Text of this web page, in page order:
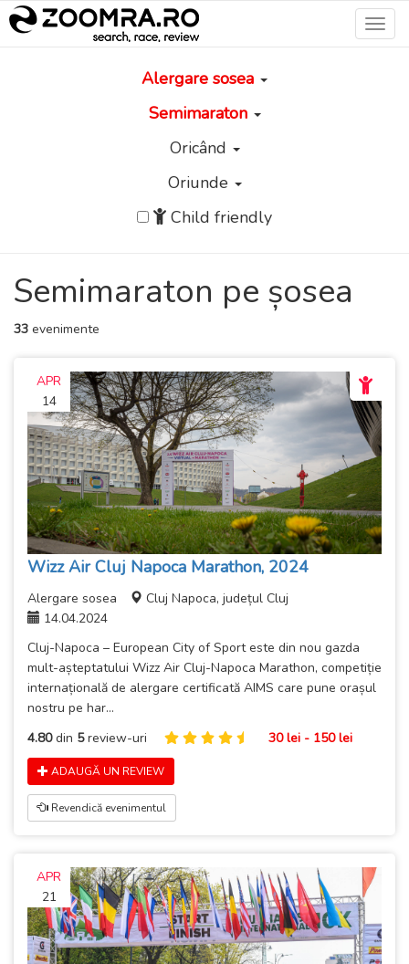
Alergare sosea
Semimaraton
Oricând
Oriunde
Child friendly
Semimaraton pe șosea
33 evenimente
APR
14
Wizz Air Cluj Napoca Marathon, 2024
Alergare sosea
Cluj Napoca, județul Cluj
14.04.2024
Cluj-Napoca – European City of Sport este din nou gazda
mult-așteptatului Wizz Air Cluj-Napoca Marathon, competiție
internațională de alergare certificată AIMS care pune orașul
nostru pe har...
4.80din 5review-uri 30 lei - 150 lei
ADAUGĂ UN REVIEW
Revendică evenimentul
APR
21